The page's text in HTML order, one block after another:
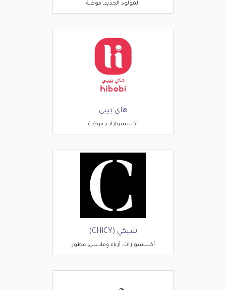
المولود الجديد, موضة
هاي بيبي
أكسسوارات, موضة
شيكي (CHICY)
أكسسوارات, أزياء وملابس, عطور